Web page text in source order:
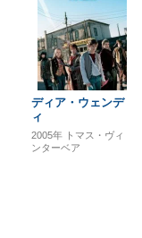
ディア・ウェンデ
ィ
2005年
トマス・ヴィ
ンターベア